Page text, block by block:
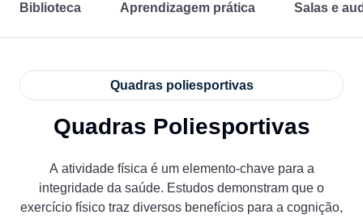
Biblioteca Aprendizagem prática Salas e
Quadras poliesportivas
Quadras Poliesportivas
A atividade física é um elemento-chave para a
integridade da saúde. Estudos demonstram que o
exercício físico traz diversos benefícios para a cognição,